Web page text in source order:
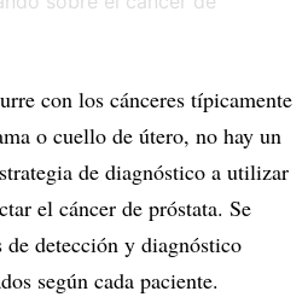
con los cánceres típicamente
o cuello de útero, no hay un
de diagnóstico a utilizar
el cáncer de próstata. Se
de detección y diagnóstico
según cada paciente.